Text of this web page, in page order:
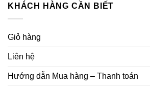
KHÁCH HÀNG CẦN BIẾT
Giỏ hàng
Liên hệ
Hướng dẫn Mua hàng – Thanh toán